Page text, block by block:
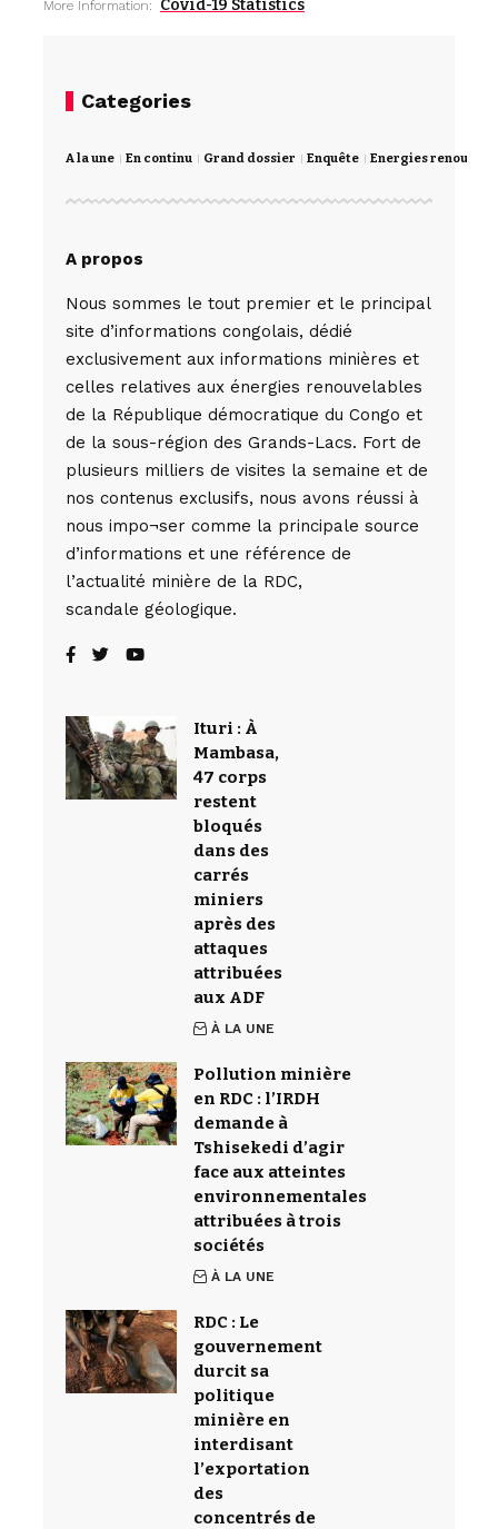
More Information: Covid-19 Statistics
Categories
A la une En continu Grand dossier Enquête Energies
A propos
Nous sommes le tout premier et le principal
site d’informations congolais, dédié
exclusivement aux informations minières et
celles relatives aux énergies renouvelables
de la République démocratique du Congo et
de la sous-région des Grands-Lacs. Fort de
plusieurs milliers de visites la semaine et de
nos contenus exclusifs, nous avons réussi à
nous impo¬ser comme la principale source
d’informations et une référence de
l’actualité minière de la RDC,
scandale géologique.
Ituri : À
Mambasa,
47 corps
restent
bloqués
dans des
carrés
miniers
après des
attaques
attribuées
aux ADF
À LA UNE
Pollution minière
en RDC : l’IRDH
demande à
Tshisekedi d’agir
face aux atteintes
environnementales
attribuées à trois
sociétés
À LA UNE
RDC : Le
gouvernement
durcit sa
politique
minière en
interdisant
l’exportation
des
concentrés de